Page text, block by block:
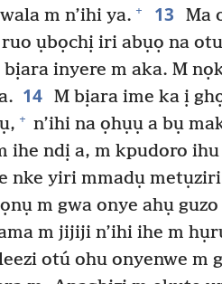
m n’ihi ya. + 13 Ma
ụbọchị iri abụọ na
inyere m aka. M
14 M bịara ime ka ị
+ n’ihi na ọhụụ a bụ
ihe ndị a, m kpudoro
nke yiri mmadụ
m gwa onye ahụ guzo
m jijiji n’ihi ihe m
otú ohu onyenwe m